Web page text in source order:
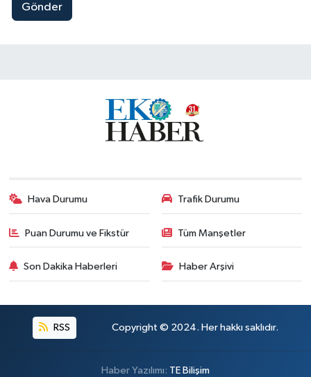
Gönder
Hava Durumu Trafik Durumu
Puan Durumu ve Fikstür Tüm Manşetler
Son Dakika Haberleri Haber Arşivi
RSS Copyright © 2024. Her hakkı saklıdır.
Haber Yazılımı: TE Bilişim